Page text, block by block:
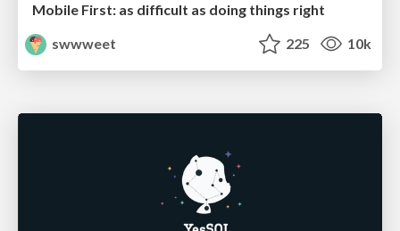
Mobile First: as difficult as doing things right
swwweet
225 10k